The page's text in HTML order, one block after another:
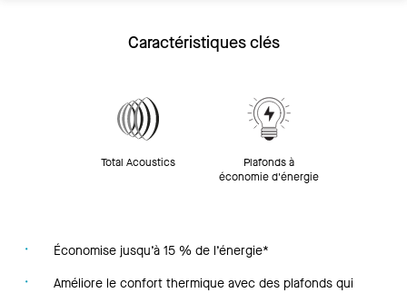
Caractéristiques clés
Total Acoustics
Plafonds à
économie d'énergie
Économise jusqu’à 15 % de l’énergie*
Améliore le confort thermique avec des plafonds qui